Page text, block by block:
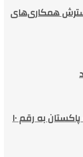
همکاری‌های
افزایش حجم تجارت بین ایران و پاکستان به رقم ۱۰